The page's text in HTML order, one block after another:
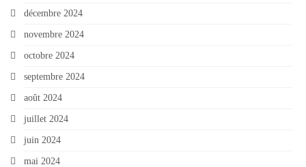
décembre 2024
novembre 2024
octobre 2024
septembre 2024
août 2024
juillet 2024
juin 2024
mai 2024